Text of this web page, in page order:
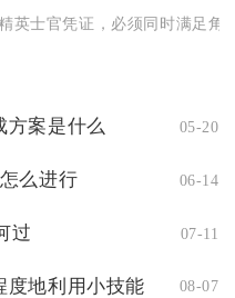
英士官凭证，必须同时满足角
方案是什么 05-20
么进行 06-14
过 07-11
度地利用小技能 08-07